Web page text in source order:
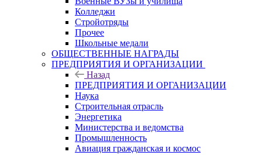
Колледжи
Стройотряды
Прочее
Школьные медали
ОБЩЕСТВЕННЫЕ НАГРАДЫ
ПРЕДПРИЯТИЯ И ОРГАНИЗАЦИИ
Назад
ПРЕДПРИЯТИЯ И ОРГАНИЗАЦИИ
Наука
Строительная отрасль
Энергетика
Министерства и ведомства
Промышленность
Авиация гражданская и космос